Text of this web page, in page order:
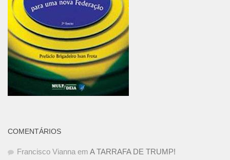
COMENTÁRIOS
Francisco Vianna em A TARRAFA DE TRUMP!